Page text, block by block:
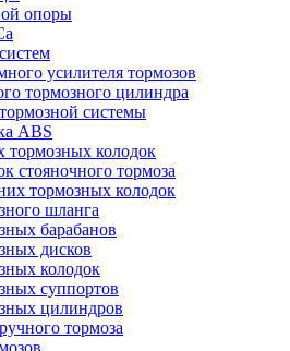
опоры
усилителя тормозов
тормозного цилиндра
системы
ABS
тормозных колодок
стояночного тормоза
тормозных колодок
шланга
барабанов
дисков
колодок
суппортов
цилиндров
тормоза